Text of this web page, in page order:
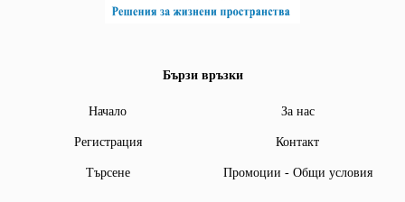
Бързи връзки
Начало За нас
Регистрация Контакт
Търсене Промоции - Общи условия